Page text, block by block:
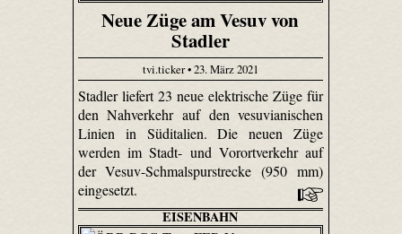
Neue Züge am Vesuv von
Stadler
tvi.ticker • 23. März 2021
Stadler liefert 23 neue elektrische Züge für
den Nahverkehr auf den vesuvianischen
Linien in Süditalien. Die neuen Züge
werden im Stadt- und Vorortverkehr auf
der Vesuv-Schmalspurstrecke (950 mm)
eingesetzt.
EISENBAHN